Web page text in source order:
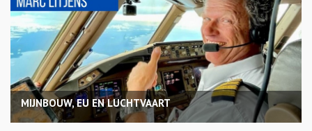
MIJNBOUW, EU EN LUCHTVAART